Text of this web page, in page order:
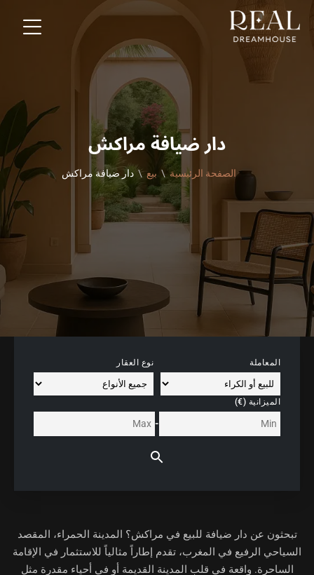
دار ضيافة مراكش
الصفحة الرئيسية بيع دار ضيافة مراكش
المعاملة نوع العقار
الميزانية (€)
-
تبحثون عن دار ضيافة للبيع في مراكش؟ المدينة الحمراء، المقصد
السياحي الرفيع في المغرب، تقدم إطاراً مثالياً للاستثمار في الإقامة
الساحرة. واقعة في قلب المدينة القديمة أو في أحياء مقدرة مثل